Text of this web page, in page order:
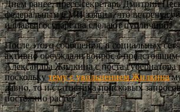
Днём ранее, пресс-секретарь Дмитрий
федеральным СМИ заявил, что встречу
и главы государства сделают публичной.
После этого сообщения, в социальных
активно обсуждали вопрос с
Александра Жилкина с поста губернатора
посколькутему с увольнением Жилкина
давно, то и статистика поисковых
постоянно растёт.